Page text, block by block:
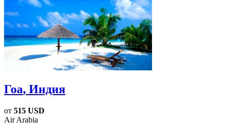
Гоа, Индия
от 515 USD
Air Arabia